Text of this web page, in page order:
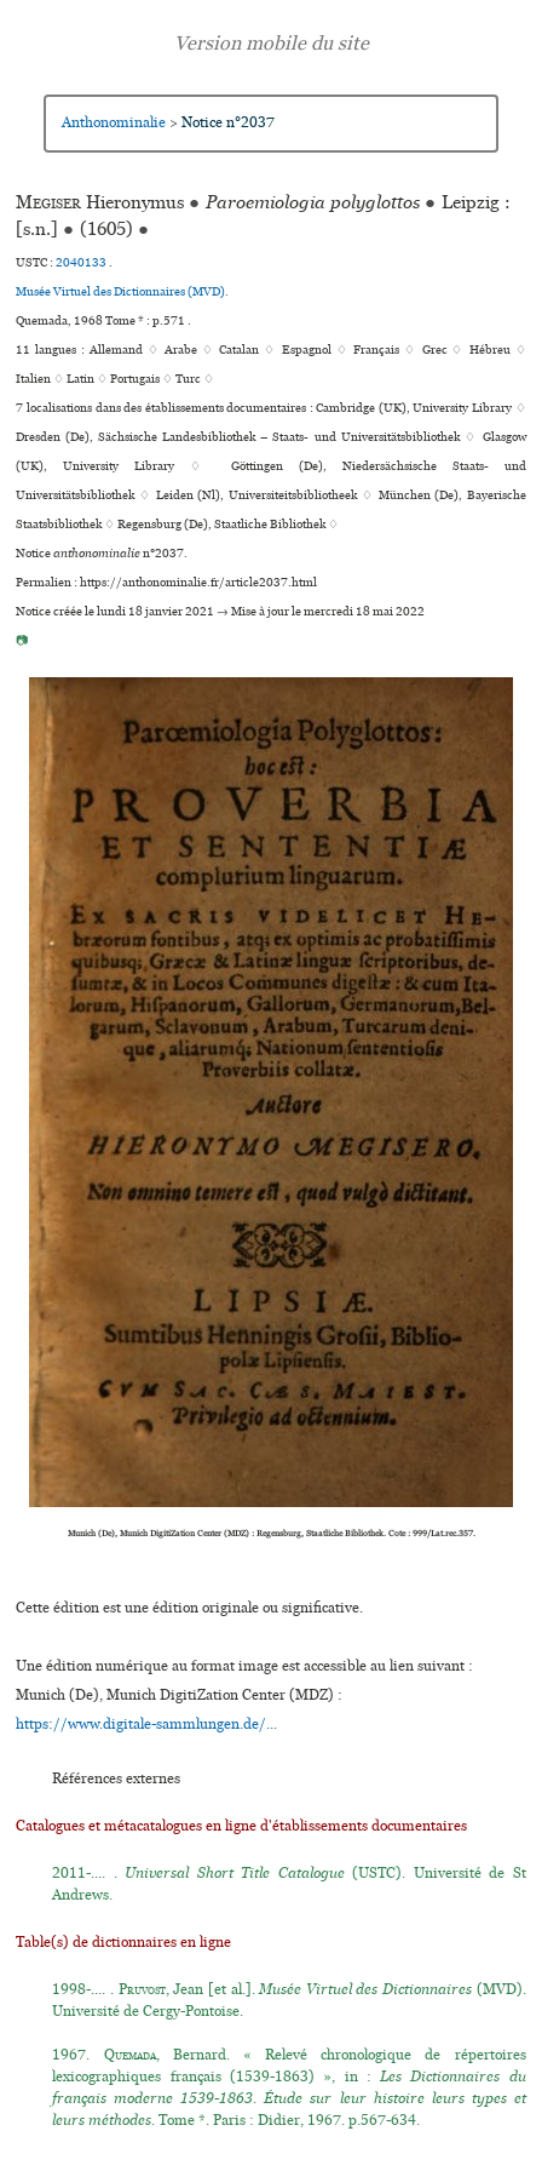
Anthonominalie > Notice n°2037
Megiser Hieronymus ● Paroemiologia polyglottos ● Leipzig :
[s.n.] ● (1605) ●
USTC :2040133.
Musée Virtuel des Dictionnaires (MVD).
Quemada, 1968 Tome * : p.571 .
11 langues :Allemand ♢Arabe ♢Catalan ♢ Espagnol ♢Français ♢ Grec ♢ Hébreu ♢
Italien ♢Latin ♢Portugais ♢Turc ♢
7 localisations dans des établissements documentaires : Cambridge (UK), University Library ♢
Dresden (De), Sächsische Landesbibliothek – Staats- und Universitätsbibliothek ♢ Glasgow
(UK), University Library ♢ Göttingen (De), Niedersächsische Staats- und
Universitätsbibliothek ♢ Leiden (Nl), Universiteitsbibliotheek ♢ München (De), Bayerische
Staatsbibliothek ♢ Regensburg (De), Staatliche Bibliothek ♢
Noticeanthonominalien°2037.
Permalien : https://anthonominalie.fr/article2037.html
Notice créée le lundi 18 janvier 2021 → Mise à jour le mercredi 18 mai 2022
📷
Munich (De), Munich DigitiZation Center (MDZ) : Regensburg, Staatliche Bibliothek. Cote : 999/Lat.rec.357.
Cette édition est une édition originale ou significative.
Une édition numérique au format image est accessible au lien suivant :
Munich (De), Munich DigitiZation Center (MDZ) :
https://www.digitale-sammlungen.de/...
Références externes
Catalogues et métacatalogues en ligne d'établissements documentaires
2011-.... . Universal Short Title Catalogue(USTC). Université de St
Andrews.
Table(s) de dictionnaires en ligne
1998-.... . Pruvost, Jean [et al.].Musée Virtuel des Dictionnaires(MVD).
Université de Cergy-Pontoise.
1967. Quemada, Bernard. « Relevé chronologique de répertoires
lexicographiques français (1539-1863) », in :Les Dictionnaires du
français moderne 1539-1863. Étude sur leur histoire leurs types et
leurs méthodes. Tome *. Paris : Didier, 1967. p.567-634.